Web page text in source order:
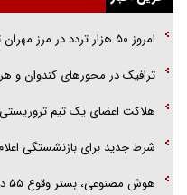
امروز ۵۰ هزار تردد در مرز مهران ثبت شد
ترافیک در محور‌های کندوان و
هلاکت اعضای یک تیم
شرط جدید برای بازنشستگی
هوش مصنوعی، بستر وقوع ۵۵ درصد جرایم سایبری آفریقاست